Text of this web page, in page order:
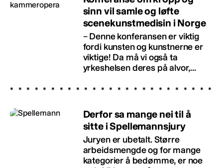
sinn vil samle og løfte
scenekunstmedisin i Norge
– Denne konferansen er viktig
fordi kunsten og kunstnerne er
viktige! Da må vi også ta
yrkeshelsen deres på alvor,...
Derfor sa mange nei til å
sitte i Spellemannsjury
Juryen er ubetalt. Større
arbeidsmengde og for mange
kategorier å bedømme, er noe